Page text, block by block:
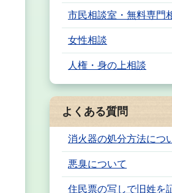
市民相談室・無料専門
女性相談
人権・身の上相談
よくある質問
消火器の処分方法につ
悪臭について
住民票の写しで旧姓を